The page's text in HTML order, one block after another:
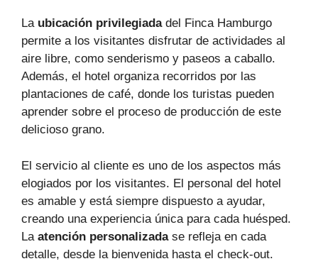
La ubicación privilegiadadel Finca Hamburgo
permite a los visitantes disfrutar de actividades al
aire libre, como senderismo y paseos a caballo.
Además, el hotel organiza recorridos por las
plantaciones de café, donde los turistas pueden
aprender sobre el proceso de producción de este
delicioso grano.
El servicio al cliente es uno de los aspectos más
elogiados por los visitantes. El personal del hotel
es amable y está siempre dispuesto a ayudar,
creando una experiencia única para cada huésped.
La atención personalizadase refleja en cada
detalle, desde la bienvenida hasta el check-out.